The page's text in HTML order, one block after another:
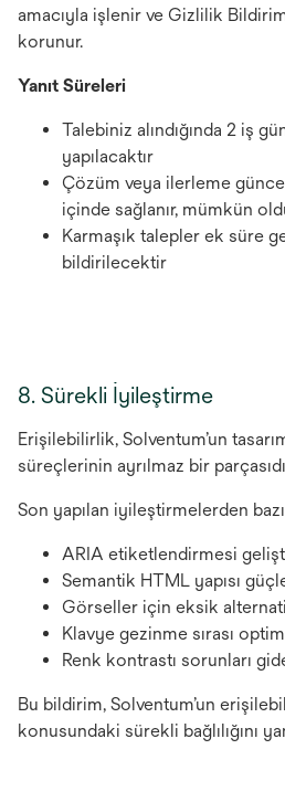
amacıyla işlenir ve Gizlilik
korunur.
Yanıt Süreleri
Talebiniz alındığında 2 iş
yapılacaktır
Çözüm veya ilerleme
içinde sağlanır, mümkün
Karmaşık talepler ek süre
bildirilecektir
8. Sürekli İyileştirme
Erişilebilirlik, Solventum’un
süreçlerinin ayrılmaz bir
Son yapılan iyileştirmelerden
ARIA etiketlendirmesi
Semantik HTML yapısı
Görseller için eksik
Klavye gezinme sırası
Renk kontrastı sorunları
Bu bildirim, Solventum’un
konusundaki sürekli bağlılığını